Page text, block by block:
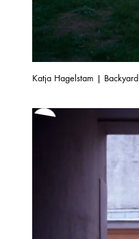
Katja Hagelstam | Backyard